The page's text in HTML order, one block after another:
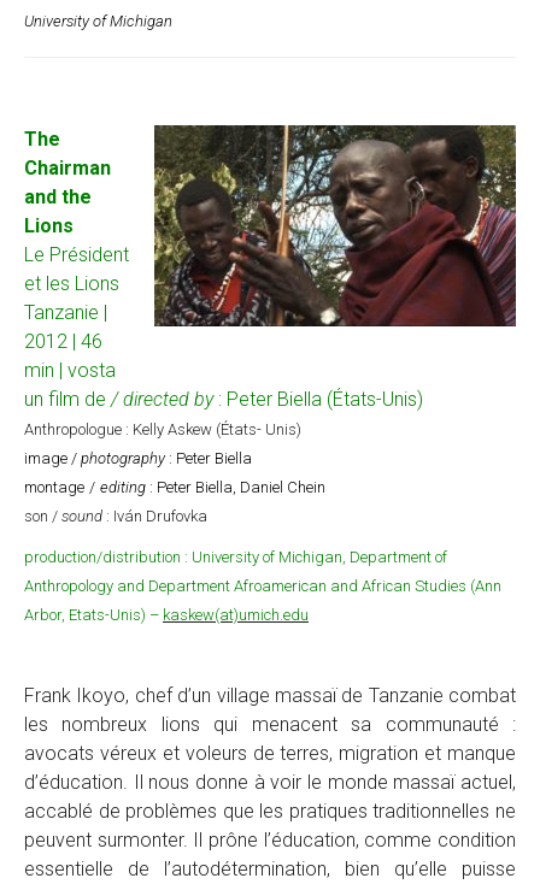
University of Michigan
The
Chairman
and the
Lions
Le Président
et les Lions
Tanzanie |
2012 | 46
min | vosta
un film de / directed by: Peter Biella (États-Unis)
Anthropologue : Kelly Askew (États- Unis)
image / photography: Peter Biella
montage / editing : Peter Biella, Daniel Chein
son / sound : Iván Drufovka
production/distribution : University of Michigan, Department of
Anthropology and Department Afroamerican and African Studies (Ann
Arbor, Etats-Unis) – kaskew(at)umich.edu
Frank Ikoyo, chef d’un village massaï de Tanzanie combat
les nombreux lions qui menacent sa communauté :
avocats véreux et voleurs de terres, migration et manque
d’éducation. Il nous donne à voir le monde massaï actuel,
accablé de problèmes que les pratiques traditionnelles ne
peuvent surmonter. Il prône l’éducation, comme condition
essentielle de l’autodétermination, bien qu’elle puisse